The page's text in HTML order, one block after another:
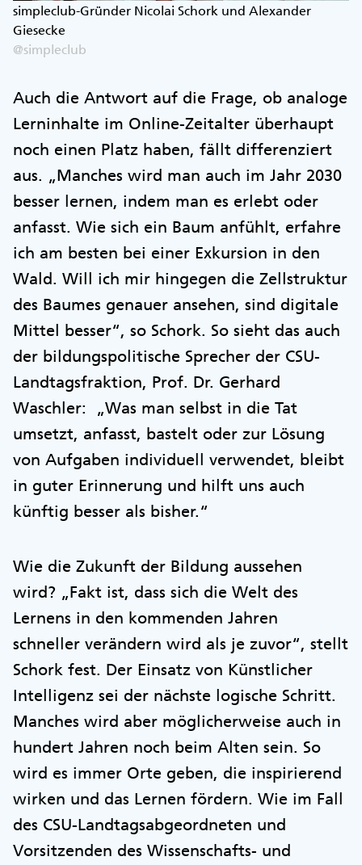
simpleclub-Gründer Nicolai Schork und Alexander
Giesecke
@simpleclub
Auch die Antwort auf die Frage, ob analoge
Lerninhalte im Online-Zeitalter überhaupt
noch einen Platz haben, fällt differenziert
aus. „Manches wird man auch im Jahr 2030
besser lernen, indem man es erlebt oder
anfasst. Wie sich ein Baum anfühlt, erfahre
ich am besten bei einer Exkursion in den
Wald. Will ich mir hingegen die Zellstruktur
des Baumes genauer ansehen, sind digitale
Mittel besser“, so Schork. So sieht das auch
der bildungspolitische Sprecher der CSU-
Landtagsfraktion, Prof. Dr. Gerhard
Waschler: „Was man selbst in die Tat
umsetzt, anfasst, bastelt oder zur Lösung
von Aufgaben individuell verwendet, bleibt
in guter Erinnerung und hilft uns auch
künftig besser als bisher.“
Wie die Zukunft der Bildung aussehen
wird? „Fakt ist, dass sich die Welt des
Lernens in den kommenden Jahren
schneller verändern wird als je zuvor“, stellt
Schork fest. Der Einsatz von Künstlicher
Intelligenz sei der nächste logische Schritt.
Manches wird aber möglicherweise auch in
hundert Jahren noch beim Alten sein. So
wird es immer Orte geben, die inspirierend
wirken und das Lernen fördern. Wie im Fall
des CSU-Landtagsabgeordneten und
Vorsitzenden des Wissenschafts- und